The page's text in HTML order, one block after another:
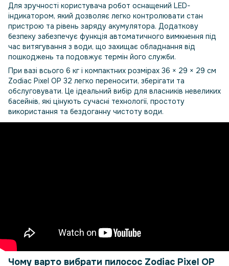
Для зручності користувача робот оснащений LED-
індикатором, який дозволяє легко контролювати стан
пристрою та рівень заряду акумулятора. Додаткову
безпеку забезпечує функція автоматичного вимкнення під
час витягування з води, що захищає обладнання від
пошкоджень та подовжує термін його служби.
При вазі всього 6 кг і компактних розмірах 36 × 29 × 29 см
Zodiac Pixel OP 32 легко переносити, зберігати та
обслуговувати. Це ідеальний вибір для власників невеликих
басейнів, які цінують сучасні технології, простоту
використання та бездоганну чистоту води.
Чому варто вибрати пилосос Zodiac Pixel OP